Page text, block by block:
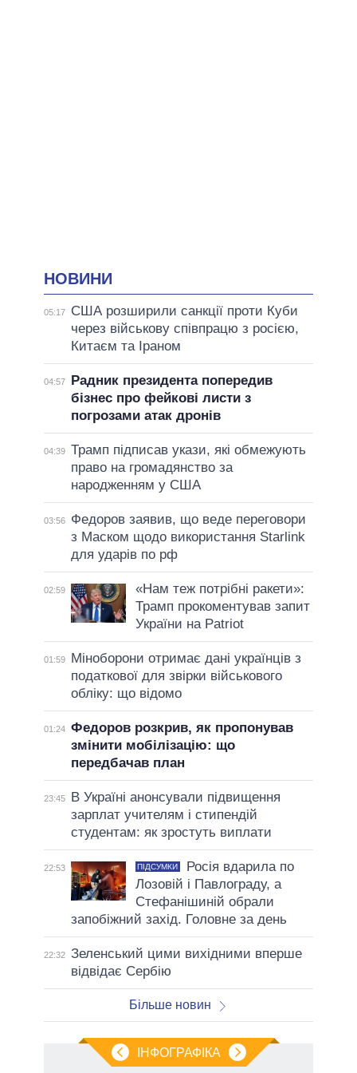
НОВИНИ
05:17
США розширили санкції проти Куби
через військову співпрацю з росією,
Китаєм та Іраном
04:57
Радник президента попередив
бізнес про фейкові листи з
погрозами атак дронів
04:39 Трамп підписав укази, які обмежують
право на громадянство за
народженням у США
03:56
Федоров заявив, що веде переговори
з Маском щодо використання Starlink
для ударів по рф
02:59
«Нам теж потрібні ракети»:
Трамп прокоментував запит
України на Patriot
01:59
Міноборони отримає дані українців з
податкової для звірки військового
обліку: що відомо
01:24 Федоров розкрив, як пропонував
змінити мобілізацію: що
передбачав план
23:45
В Україні анонсували підвищення
зарплат учителям і стипендій
студентам: як зростуть виплати
22:53 ПІДСУМКИ
Росія вдарила по
Лозовій і Павлограду, а
Стефанішиній обрали
запобіжний захід. Головне за день
22:32 Зеленський цими вихідними вперше
відвідає Сербію
Більше новин
ІНФОГРАФІКА